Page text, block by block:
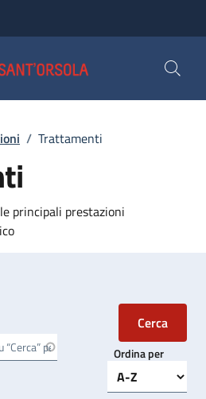
/ Trattamenti
principali prestazioni
Ordina per